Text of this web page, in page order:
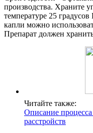
производства. Храните
температуре 25
капли можно
Препарат должен
Читайте также:
Описание
расстройств